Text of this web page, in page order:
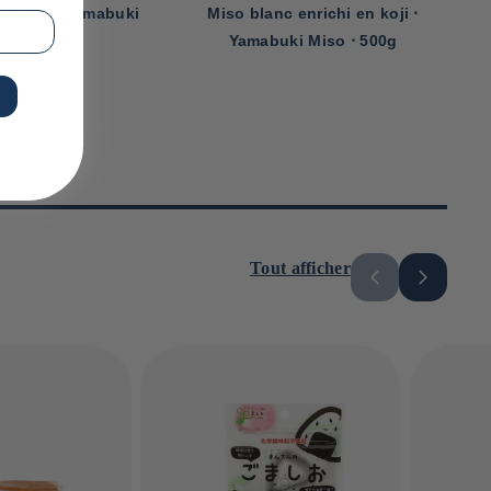
enrichi en koji ⋅
Miso ⋅ 500g
Coffret découverte de 5 misos ⋅
Yamabuki Miso ⋅ 500g
Tout afficher